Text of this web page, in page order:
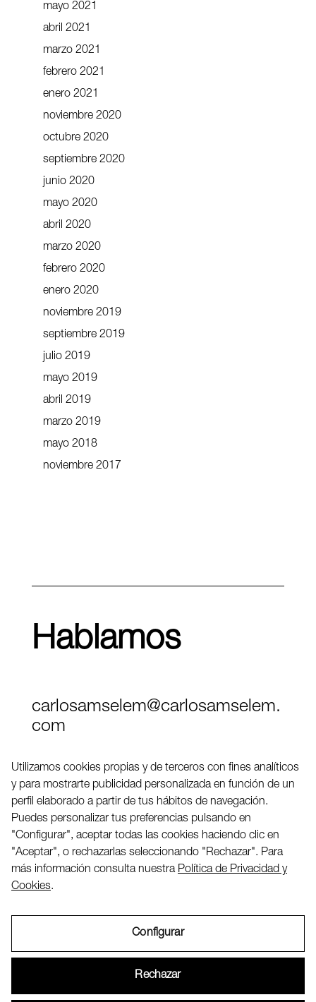
mayo 2021
abril 2021
marzo 2021
febrero 2021
enero 2021
noviembre 2020
octubre 2020
septiembre 2020
junio 2020
mayo 2020
abril 2020
marzo 2020
febrero 2020
enero 2020
noviembre 2019
septiembre 2019
julio 2019
mayo 2019
abril 2019
marzo 2019
mayo 2018
noviembre 2017
Hablamos
carlosamselem@carlosamselem.
com
Twitter
LinkedIN
2026 ©
Utilizamos cookies propias y de terceros con fines analíticos
y para mostrarte publicidad personalizada en función de un
perfil elaborado a partir de tus hábitos de navegación.
Puedes personalizar tus preferencias pulsando en
"Configurar", aceptar todas las cookies haciendo clic en
"Aceptar", o rechazarlas seleccionando "Rechazar". Para
más información consulta nuestra Política de Privacidad y
Cookies.
Configurar
Rechazar
Política de Privacidad y Cookies